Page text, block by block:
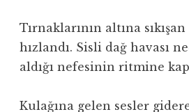
Tırnaklarının altına
hızlandı. Sisli dağ havası
aldığı nefesinin ritmine
Kulağına gelen sesler